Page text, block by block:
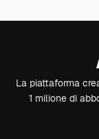
La piattaforma
1 milione di